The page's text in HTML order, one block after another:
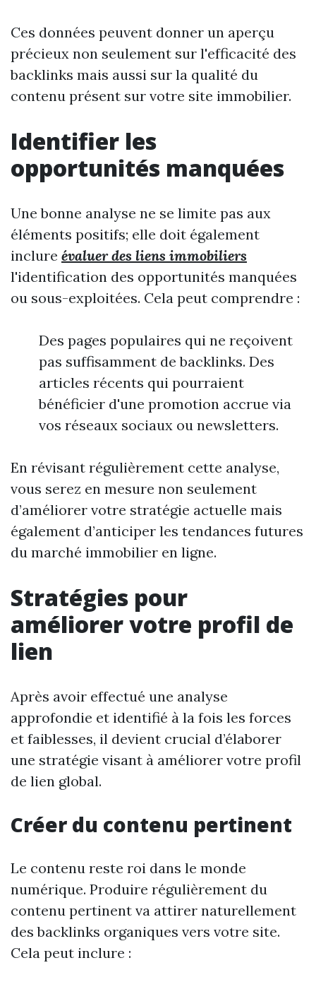
Ces données peuvent donner un aperçu
précieux non seulement sur l'efficacité des
backlinks mais aussi sur la qualité du
contenu présent sur votre site immobilier.
Identifier les
opportunités manquées
Une bonne analyse ne se limite pas aux
éléments positifs; elle doit également
inclure évaluer des liens immobiliers
l'identification des opportunités manquées
ou sous-exploitées. Cela peut comprendre :
Des pages populaires qui ne reçoivent
pas suffisamment de backlinks. Des
articles récents qui pourraient
bénéficier d'une promotion accrue via
vos réseaux sociaux ou newsletters.
En révisant régulièrement cette analyse,
vous serez en mesure non seulement
d’améliorer votre stratégie actuelle mais
également d’anticiper les tendances futures
du marché immobilier en ligne.
Stratégies pour
améliorer votre profil de
lien
Après avoir effectué une analyse
approfondie et identifié à la fois les forces
et faiblesses, il devient crucial d’élaborer
une stratégie visant à améliorer votre profil
de lien global.
Créer du contenu pertinent
Le contenu reste roi dans le monde
numérique. Produire régulièrement du
contenu pertinent va attirer naturellement
des backlinks organiques vers votre site.
Cela peut inclure :